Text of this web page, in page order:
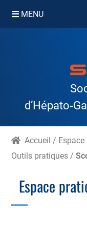
Skip
MENU
Accueil /
Outils pratiques /
Espace